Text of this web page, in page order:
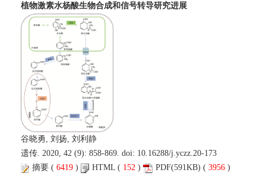
植物激素水杨酸生物合成和信号转导研究进展
谷晓勇, 刘扬, 刘利静
遗传. 2020, 42 (9): 858-869. doi: 10.16288/j.yczz.20-173
摘要 ( 6419 ) HTML ( 152 ) PDF(591KB) ( 3956 )